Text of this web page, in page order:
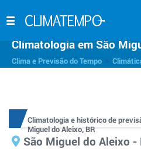
Climatologia em São
Clima e Previsão do Tempo
Climatologia e histórico de
Miguel do Aleixo, BR
São Miguel do Aleixo -